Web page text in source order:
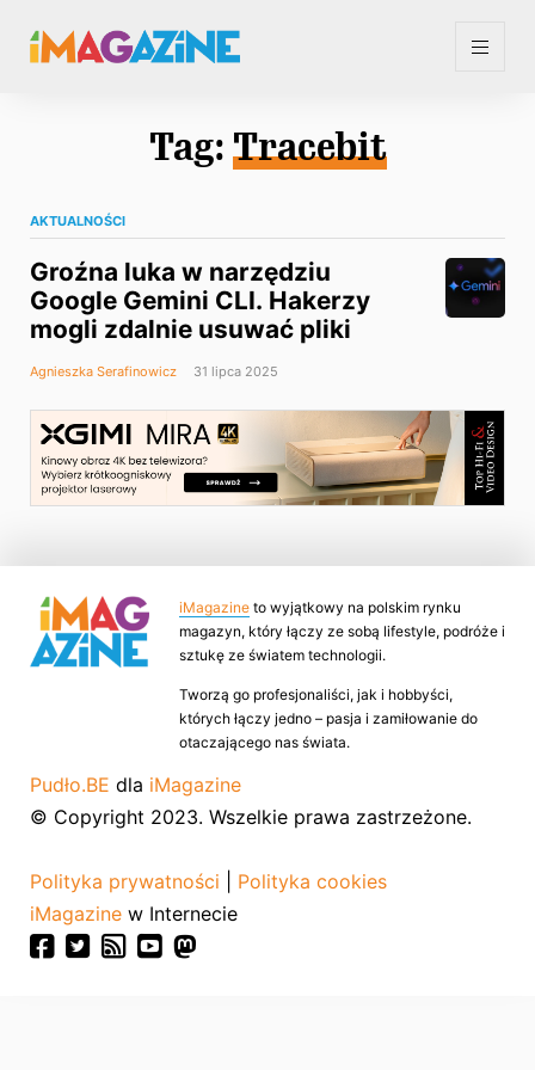
Tag: Tracebit
AKTUALNOŚCI
Groźna luka w narzędziu
Google Gemini CLI. Hakerzy
mogli zdalnie usuwać pliki
Agnieszka Serafinowicz 31 lipca 2025
iMagazine to wyjątkowy na polskim rynku
magazyn, który łączy ze sobą lifestyle, podróże i
sztukę ze światem technologii.
Tworzą go profesjonaliści, jak i hobbyści,
których łączy jedno – pasja i zamiłowanie do
otaczającego nas świata.
Pudło.BE dla iMagazine
© Copyright 2023. Wszelkie prawa zastrzeżone.
Polityka prywatności
Polityka cookies
iMagazine w Internecie